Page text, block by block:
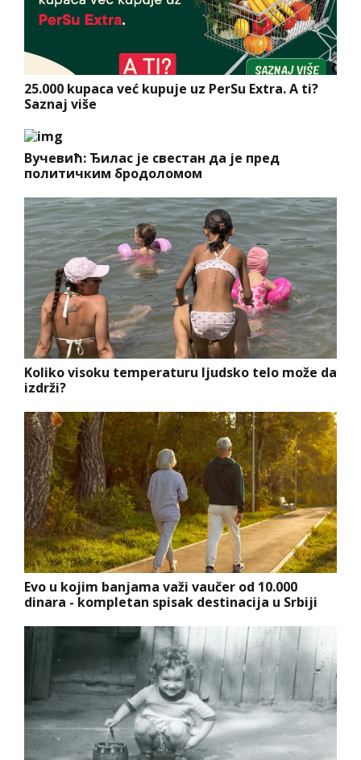
25.000 kupaca već kupuje uz PerSu Extra. A ti?
Saznaj više
Вучевић: Ђилас је свестан да је пред
политичким бродоломом
Koliko visoku temperaturu ljudsko telo može da
izdrži?
Evo u kojim banjama važi vaučer od 10.000
dinara - kompletan spisak destinacija u Srbiji